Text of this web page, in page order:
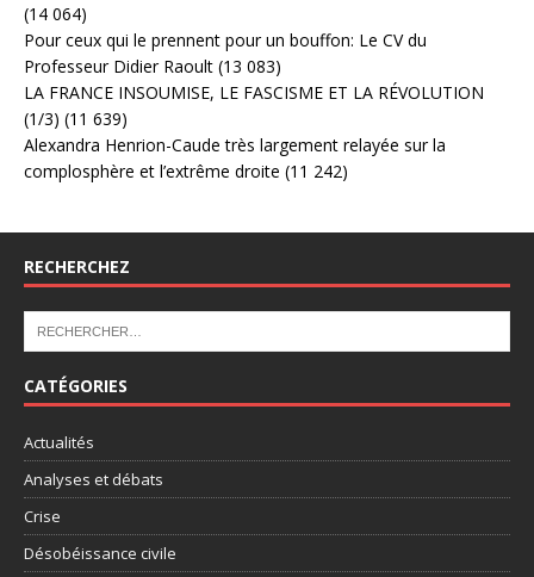
(14 064)
Pour ceux qui le prennent pour un bouffon: Le CV du
Professeur Didier Raoult (13 083)
LA FRANCE INSOUMISE, LE FASCISME ET LA RÉVOLUTION
(1/3) (11 639)
Alexandra Henrion-Caude très largement relayée sur la
complosphère et l’extrême droite (11 242)
RECHERCHEZ
CATÉGORIES
Actualités
Analyses et débats
Crise
Désobéissance civile